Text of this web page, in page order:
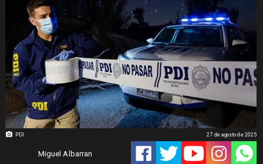
PDI
Miguel Albarran
27 de agosto de 2025